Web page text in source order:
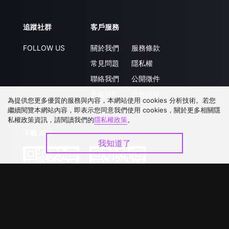
追蹤社群
FOLLOW US
客戶服務
關於我們
常見問題
聯絡我們
服務條款
隱私權
公開徵件
下載 APP
為提供您更多優質的服務與內容，本網站使用 cookies 分析技術。若您
繼續閱覽本網站內容，即表示您同意我們使用 cookies，關於更多相關隱
私權政策資訊，請閱讀我們的隱私權政策。
我知道了